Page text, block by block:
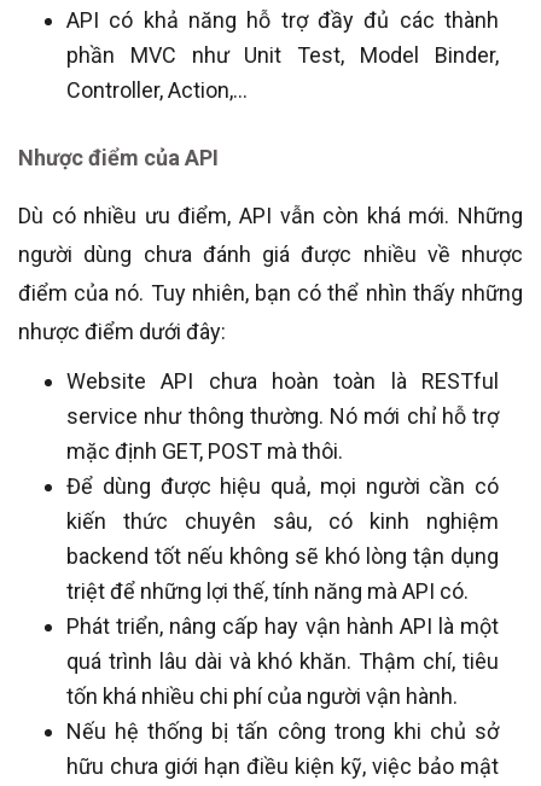
API có khả năng hỗ trợ đầy đủ các thành
phần MVC như Unit Test, Model Binder,
Controller, Action,…
Nhược điểm của API
Dù có nhiều ưu điểm, API vẫn còn khá mới. Những
người dùng chưa đánh giá được nhiều về nhược
điểm của nó. Tuy nhiên, bạn có thể nhìn thấy những
nhược điểm dưới đây:
Website API chưa hoàn toàn là RESTful
service như thông thường. Nó mới chỉ hỗ trợ
mặc định GET, POST mà thôi.
Để dùng được hiệu quả, mọi người cần có
kiến thức chuyên sâu, có kinh nghiệm
backend tốt nếu không sẽ khó lòng tận dụng
triệt để những lợi thế, tính năng mà API có.
Phát triển, nâng cấp hay vận hành API là một
quá trình lâu dài và khó khăn. Thậm chí, tiêu
tốn khá nhiều chi phí của người vận hành.
Nếu hệ thống bị tấn công trong khi chủ sở
hữu chưa giới hạn điều kiện kỹ, việc bảo mật